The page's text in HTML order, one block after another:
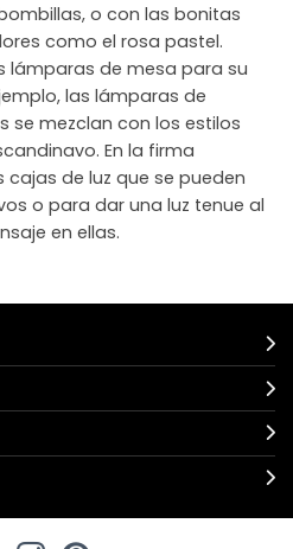
o con las bonitas
como el rosa pastel.
lámparas de mesa para su
las lámparas de
se mezclan con los estilos
En la firma
de luz que se pueden
o para dar una luz tenue al
en ellas.